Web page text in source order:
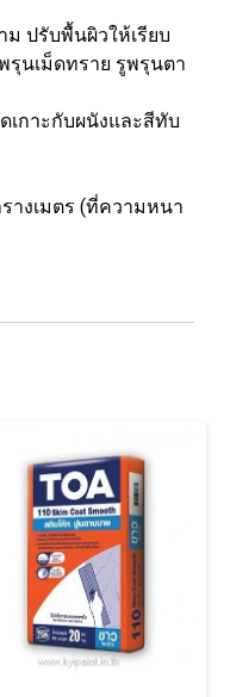
ม ปรับพื้นผิวให้เรียบ
รุนเม็ดทราย รูพรุนตา
เกาะกับผนังและสีทับ
างเมตร (ที่ความหนา